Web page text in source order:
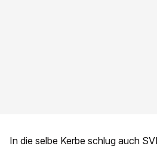
In die selbe Kerbe schlug auch